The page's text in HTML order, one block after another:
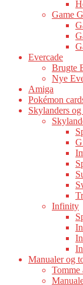
Game
Evercade
Brugte
Nye
Amiga
Pokémon
Skylanders
Infinity
Manualer og
Tomme